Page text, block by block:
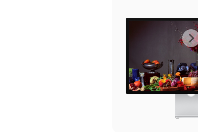
上
一
张
图
下
一
张
图